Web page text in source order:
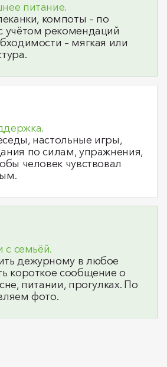
питание.
компоты – по
учётом рекомендаций
– мягкая или
настольные игры,
по силам, упражнения,
человек чувствовал
с семьёй.
дежурному в любое
короткое сообщение о
питании, прогулках. По
фото.